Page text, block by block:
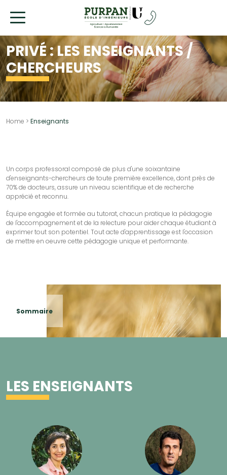
PRIVÉ : LES ENSEIGNANTS /
CHERCHEURS
Home > Enseignants
Un corps professoral composé de plus d'une soixantaine
d'enseignants-chercheurs de toute première excellence, dont près de
70% de docteurs, assure un niveau scientifique et de recherche
apprécié et reconnu.
Équipe engagée et formée au tutorat, chacun pratique la pédagogie
de l'accompagnement et de la relecture pour aider chaque étudiant à
exprimer tout son potentiel. Tout acte d'apprentissage est l'occasion
de mettre en oeuvre cette pédagogie unique et performante.
Sommaire
LES ENSEIGNANTS